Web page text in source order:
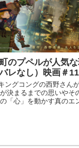
のプペルが人気
レなし）映画＃11
ングコングの西野さん
決まるまでの思いやそ
「心」を動かす真のエ